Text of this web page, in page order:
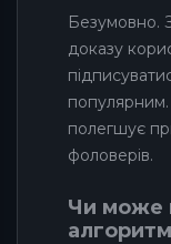
Безумовно.
доказу
популярним.
полегшує
фоловерів.
Чи може